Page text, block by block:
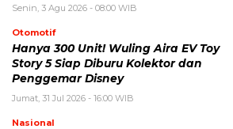
Senin, 3 Agu 2026 - 08:00 WIB
Otomotif
Hanya 300 Unit! Wuling Aira EV Toy
Story 5 Siap Diburu Kolektor dan
Penggemar Disney
Jumat, 31 Jul 2026 - 16:00 WIB
Nasional